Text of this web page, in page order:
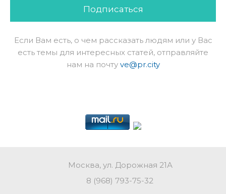
Подписаться
Если Вам есть, о чем рассказать людям или у Вас
есть темы для интересных статей, отправляйте
нам на почту ve@pr.city
Москва, ул. Дорожная 21А
8 (968) 793-75-32